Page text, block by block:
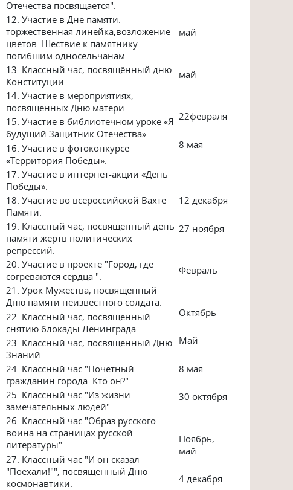
Отечества посвящается".
12. Участие в Дне памяти:
торжественная линейка,возложение
цветов. Шествие к памятнику
погибшим односельчанам.
13. Классный час, посвящённый дню
Конституции.
14. Участие в мероприятиях,
посвященных Дню матери.
15. Участие в библиотечном уроке «Я
будущий Защитник Отечества».
16. Участие в фотоконкурсе
«Территория Победы».
17. Участие в интернет-акции «День
Победы».
18. Участие во всероссийской Вахте
Памяти.
19. Классный час, посвященный день
памяти жертв политических
репрессий.
20. Участие в проекте "Город, где
согреваются сердца ".
21. Урок Мужества, посвященный
Дню памяти неизвестного солдата.
22. Классный час, посвященный
снятию блокады Ленинграда.
23. Классный час, посвященный Дню
Знаний.
24. Классный час "Почетный
гражданин города. Кто он?"
25. Классный час "Из жизни
замечательных людей"
26. Классный час "Образ русского
воина на страницах русской
литературы"
27. Классный час "И он сказал
"Поехали!"", посвященный Дню
космонавтики.
май
май
22февраля
8 мая
12 декабря
27 ноября
Февраль
Октябрь
Май
8 мая
30 октября
Ноябрь,
май
4 декабря